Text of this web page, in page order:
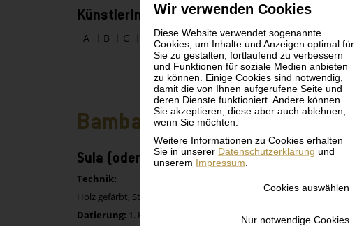
Wir verwenden Cookies
Diese Website verwendet sogenannte
Cookies, um Inhalte und Anzeigen optimal für
Sie zu gestalten, fortlaufend zu verbessern
und Funktionen für soziale Medien anbieten
zu können. Einige Cookies sind notwendig,
damit die von Ihnen aufgerufene Seite und
deren Dienste funktioniert. Andere können
Sie akzeptieren, diese aber auch ablehnen,
wenn Sie möchten.
Weitere Informationen zu Cookies erhalten
Sie in unserer Datenschutzerklärung und
unserem Impressum
Cookies auswählen
Nur notwendige Cookies
KünstlerInnen alphabetisch
A B C E F G H I J K L M N
Bambara (oder Bamana), Mali
Sula (oder Ngou), Affen-Maske
Technik:
Holz gefärbt, Stoff
Datierung: 1. Hälfte 20. Jh.